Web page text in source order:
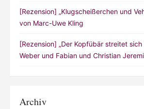
[Rezension] „Klugscheißerchen und
von Marc-Uwe Kling
[Rezension] „Der Kopfübär streitet
Weber und Fabian und Christian
Archiv